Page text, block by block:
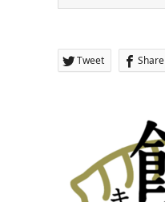
Tweet Share